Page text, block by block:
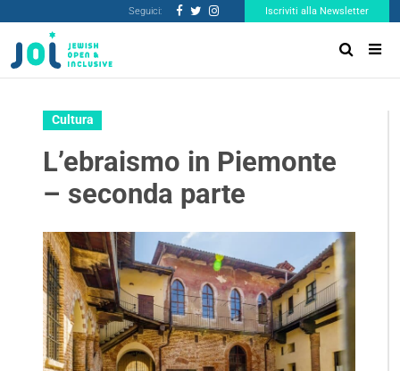
Seguici: Iscriviti alla Newsletter
Cultura
L’ebraismo in Piemonte
– seconda parte